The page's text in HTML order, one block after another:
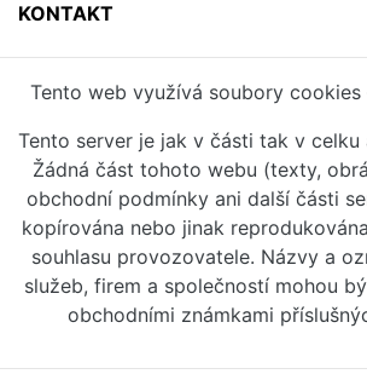
KONTAKT
Tento web využívá soubory cookies
Tento server je jak v části tak v celku
Žádná část tohoto webu (texty,
obchodní podmínky ani další části
kopírována nebo jinak
souhlasu provozovatele. Názvy a
služeb, firem a společností mohou
obchodními známkami